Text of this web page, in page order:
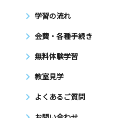
学習の流れ
会費・各種手続き
無料体験学習
教室見学
よくあるご質問